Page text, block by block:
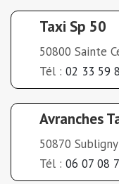
Taxi Sp 50
50800 Sainte
Tél : 02 33 59
Avranches
50870 Subligny
Tél : 06 07 08